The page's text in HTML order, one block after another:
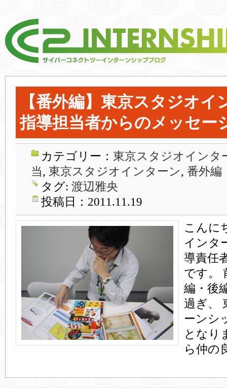
【番外編】東京スタジオイ
指導担当者からのメッセ
カテゴリー： 東京スタジオインタ
当, 東京スタジオインターン, 番外編
タグ: 渡辺雅央
投稿日：2011.11.19
こんに
インタ
導責任
です。
編・後
過ぎ、
ーンシ
となり
ら仲の